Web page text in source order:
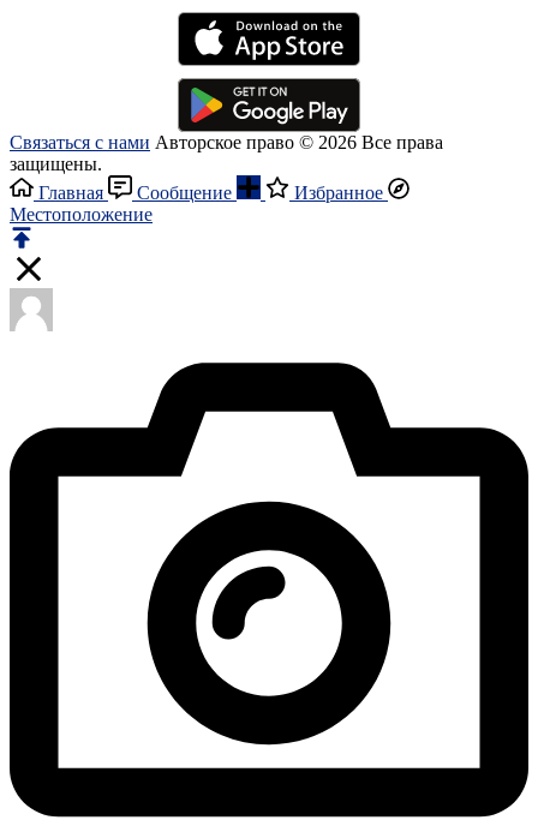
Связаться с нами Авторское право © 2026 Все права
защищены.
Главная
Сообщение
Избранное
Местоположение